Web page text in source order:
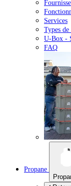
Services
Types de
U-Box -
FAQ
Propane